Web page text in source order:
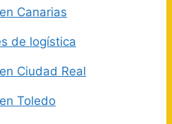
Canarias
de logística
Ciudad Real
Toledo